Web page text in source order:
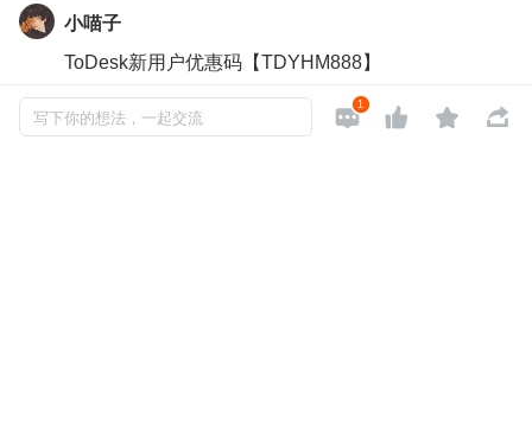
小喵子
ToDesk新用户优惠码【TDYHM888】
2026-04-29 11:41· 海南  回复
没有更多了
写下你的想法，一起交流 
1   